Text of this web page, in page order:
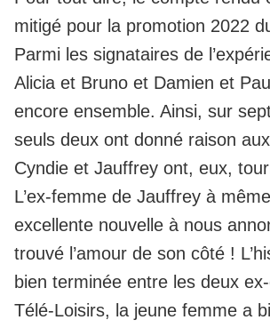
mitigé pour la promotion 2022
Parmi les signataires de
Alicia et Bruno et Damien et
encore ensemble. Ainsi, sur
seuls deux ont donné raison
Cyndie et Jauffrey ont, eux,
L’ex-femme de Jauffrey à
excellente nouvelle à nous
trouvé l’amour de son côté !
bien terminée entre les deux
Télé-Loisirs, la jeune femme a